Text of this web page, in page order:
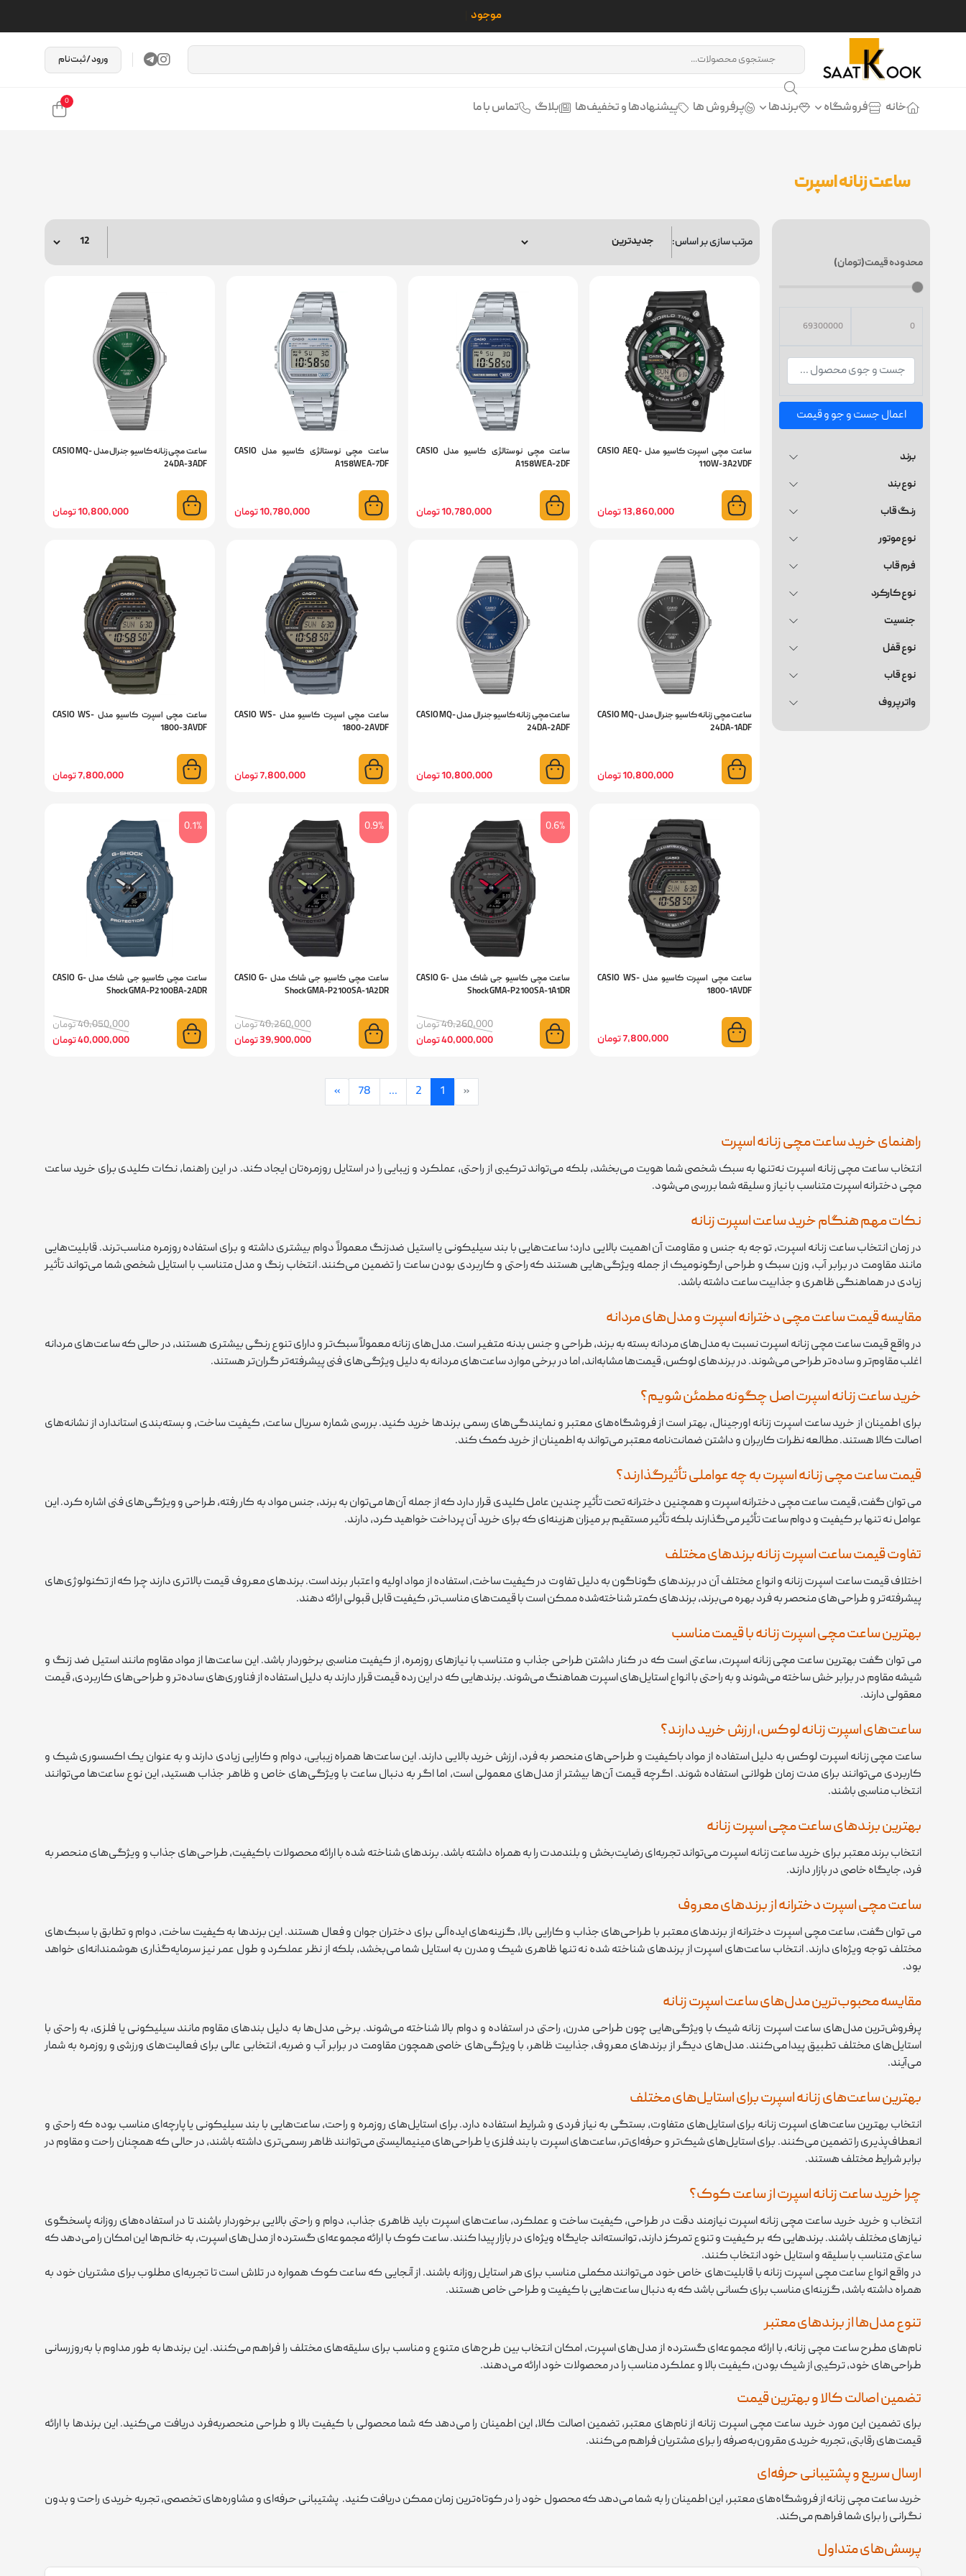
تمامی محصولات
ورود / ثبت‌نام
خانه فروشگاه برندها پرفروش ها پیشنهادها و تخفیف‌ها بلاگ تماس با ما 0
ساعت زنانه اسپرت
محدوده قیمت(تومان)
اعمال جست و جو و قیمت
برند
نوع بند
رنگ قاب
نوع موتور
فرم قاب
نوع کارکرد
جنسیت
نوع قفل
نوع قاب
واترپروف
مرتب سازی بر اساس:
ساعت مچی اسپرت کاسیو مدل CASIO AEQ-
110W-3A2VDF
13,860,000 تومان
ساعت مچی نوستالژی کاسیو مدل CASIO
A158WEA-2DF
10,780,000 تومان
ساعت مچی نوستالژی کاسیو مدل CASIO
A158WEA-7DF
10,780,000 تومان
ساعت مچی زنانه کاسیو جنرال مدل CASIO MQ-
24DA-3ADF
10,800,000 تومان
ساعت مچی زنانه کاسیو جنرال مدل CASIO MQ-
24DA-1ADF
10,800,000 تومان
ساعت مچی زنانه کاسیو جنرال مدل CASIO MQ-
24DA-2ADF
10,800,000 تومان
ساعت مچی اسپرت کاسیو مدل CASIO WS-
1800-2AVDF
7,800,000 تومان
ساعت مچی اسپرت کاسیو مدل CASIO WS-
1800-3AVDF
7,800,000 تومان
ساعت مچی اسپرت کاسیو مدل CASIO WS-
1800-1AVDF
7,800,000 تومان
0.6%
ساعت مچی کاسیو جی شاک مدل CASIO G-
Shock GMA-P2100SA-1A1DR
40,260,000 تومان
40,000,000 تومان
0.9%
ساعت مچی کاسیو جی شاک مدل CASIO G-
Shock GMA-P2100SA-1A2DR
40,260,000 تومان
39,900,000 تومان
0.1%
ساعت مچی کاسیو جی شاک مدل CASIO G-
Shock GMA-P2100BA-2ADR
40,050,000 تومان
40,000,000 تومان
«
1
2
...
78
»
راهنمای خرید ساعت مچی زنانه اسپرت
انتخاب ساعت مچی زنانه اسپرت نه‌تنها به سبک شخصی شما هویت می‌بخشد، بلکه می‌تواند ترکیبی از راحتی، عملکرد و زیبایی را در استایل روزمره‌تان ایجاد کند. در این راهنما، نکات کلیدی برای خرید ساعت
مچی دخترانه اسپرت متناسب با نیاز و سلیقه شما بررسی می‌شود.
نکات مهم هنگام خرید ساعت اسپرت زنانه
در زمان انتخاب ساعت زنانه اسپرت، توجه به جنس و مقاومت آن اهمیت بالایی دارد؛ ساعت‌هایی با بند سیلیکونی یا استیل ضدزنگ معمولاً دوام بیشتری داشته و برای استفاده روزمره مناسب‌ترند. قابلیت‌هایی
مانند مقاومت در برابر آب، وزن سبک و طراحی ارگونومیک از جمله ویژگی‌هایی هستند که راحتی و کاربردی بودن ساعت را تضمین می‌کنند. انتخاب رنگ و مدل متناسب با استایل شخصی شما می‌تواند تأثیر
زیادی در هماهنگی ظاهری و جذابیت ساعت داشته باشد.
مقایسه قیمت ساعت مچی دخترانه اسپرت و مدل‌های مردانه
در واقع قیمت ساعت مچی زنانه اسپرت نسبت به مدل‌های مردانه بسته به برند، طراحی و جنس بدنه متغیر است. مدل‌های زنانه معمولاً سبک‌تر و دارای تنوع رنگی بیشتری هستند، در حالی که ساعت‌های مردانه
اغلب مقاوم‌تر و ساده‌تر طراحی می‌شوند. در برندهای لوکس، قیمت‌ها مشابه‌اند، اما در برخی موارد ساعت‌های مردانه به دلیل ویژگی‌های فنی پیشرفته‌تر گران‌تر هستند.
خرید ساعت زنانه اسپرت اصل چگونه مطمئن شویم؟
برای اطمینان از خرید ساعت اسپرت زنانه اورجینال، بهتر است از فروشگاه‌های معتبر و نمایندگی‌های رسمی برندها خرید کنید. بررسی شماره سریال ساعت، کیفیت ساخت، و بسته‌بندی استاندارد از نشانه‌های
اصالت کالا هستند. مطالعه نظرات کاربران و داشتن ضمانت‌نامه معتبر می‌تواند به اطمینان از خرید کمک کند.
قیمت ساعت مچی زنانه اسپرت به چه عواملی تأثیرگذارند؟
می توان گفت، قیمت ساعت مچی دخترانه اسپرت و همچنین دخترانه تحت تأثیر چندین عامل کلیدی قرار دارد که از جمله آن‌ها می‌توان به برند، جنس مواد به کار رفته، طراحی و ویژگی‌های فنی اشاره کرد. این
عوامل نه تنها بر کیفیت و دوام ساعت تأثیر می‌گذارند بلکه تأثیر مستقیم بر میزان هزینه‌ای که برای خرید آن پرداخت خواهید کرد، دارند.
تفاوت قیمت ساعت اسپرت زنانه برندهای مختلف
اختلاف قیمت ساعت اسپرت زنانه و انواع مختلف آن در برندهای گوناگون به دلیل تفاوت در کیفیت ساخت، استفاده از مواد اولیه و اعتبار برند است. برندهای معروف قیمت بالاتری دارند چرا که از تکنولوژی‌های
پیشرفته‌تر و طراحی‌های منحصر به فرد بهره می‌برند، برندهای کمتر شناخته‌شده ممکن است با قیمت‌های مناسب‌تر، کیفیت قابل قبولی ارائه دهند.
بهترین ساعت مچی اسپرت زنانه با قیمت مناسب
می توان گفت بهترین ساعت مچی زنانه اسپرت، ساعتی است که در کنار داشتن طراحی جذاب و متناسب با نیازهای روزمره، از کیفیت مناسبی برخوردار باشد. این ساعت‌ها از مواد مقاوم مانند استیل ضد زنگ و
شیشه مقاوم در برابر خش ساخته می‌شوند و به راحتی با انواع استایل‌های اسپرت هماهنگ می‌شوند. برندهایی که در این رده قیمت قرار دارند به دلیل استفاده از فناوری‌های ساده‌تر و طراحی‌های کاربردی، قیمت
معقولی دارند.
ساعت‌های اسپرت زنانه لوکس، ارزش خرید دارند؟
ساعت مچی زنانه اسپرت لوکس به دلیل استفاده از مواد باکیفیت و طراحی‌های منحصر به فرد، ارزش خرید بالایی دارند. این ساعت‌ها همراه زیبایی، دوام و کارایی زیادی دارند و به عنوان یک اکسسوری شیک و
کاربردی می‌توانند برای مدت زمان طولانی استفاده شوند. اگرچه قیمت آن‌ها بیشتر از مدل‌های معمولی است، اما اگر به دنبال ساعت با ویژگی‌های خاص و ظاهر جذاب هستید، این نوع ساعت‌ها می‌توانند
انتخاب مناسبی باشند.
بهترین برندهای ساعت مچی اسپرت زنانه
انتخاب برند معتبر برای خرید ساعت زنانه اسپرت می‌تواند تجربه‌ای رضایت‌بخش و بلندمدت را به همراه داشته باشد. برندهای شناخته شده با ارائه محصولات باکیفیت، طراحی‌های جذاب و ویژگی‌های منحصر به
فرد، جایگاه خاصی در بازار دارند.
ساعت مچی اسپرت دخترانه از برندهای معروف
می توان گفت، ساعت مچی اسپرت دخترانه از برندهای معتبر با طراحی‌های جذاب و کارایی بالا، گزینه‌های ایده‌آلی برای دختران جوان و فعال هستند. این برندها به کیفیت ساخت، دوام و تطابق با سبک‌های
مختلف توجه ویژه‌ای دارند. انتخاب ساعت‌های اسپرت از برندهای شناخته شده نه تنها ظاهری شیک و مدرن به استایل شما می‌بخشد، بلکه از نظر عملکرد و طول عمر نیز سرمایه‌گذاری هوشمندانه‌ای خواهد
بود.
مقایسه محبوب‌ترین مدل‌های ساعت اسپرت زنانه
پرفروش‌ترین مدل‌های ساعت اسپرت زنانه شیک با ویژگی‌هایی چون طراحی مدرن، راحتی در استفاده و دوام بالا شناخته می‌شوند. برخی مدل‌ها به دلیل بندهای مقاوم مانند سیلیکونی یا فلزی، به راحتی با
استایل‌های مختلف تطبیق پیدا می‌کنند. مدل‌های دیگر از برندهای معروف، جذابیت ظاهر، با ویژگی‌های خاصی همچون مقاومت در برابر آب و ضربه، انتخابی عالی برای فعالیت‌های ورزشی و روزمره به شمار
می‌آیند.
بهترین ساعت‌های زنانه اسپرت برای استایل‌های مختلف
انتخاب بهترین ساعت‌های اسپرت زنانه برای استایل‌های متفاوت، بستگی به نیاز فردی و شرایط استفاده دارد. برای استایل‌های روزمره و راحت، ساعت‌هایی با بند سیلیکونی یا پارچه‌ای مناسب بوده که راحتی و
انعطاف‌پذیری را تضمین می‌کنند. برای استایل‌های شیک‌تر و حرفه‌ای‌تر، ساعت‌های اسپرت با بند فلزی یا طراحی‌های مینیمالیستی می‌توانند ظاهر رسمی‌تری داشته باشند، در حالی که همچنان راحت و مقاوم در
برابر شرایط مختلف هستند.
چرا خرید ساعت زنانه اسپرت از ساعت کوک؟
انتخاب و خرید خرید ساعت مچی زنانه اسپرت نیازمند دقت در طراحی، کیفیت ساخت و عملکرد، ساعت‌های اسپرت باید ظاهری جذاب، دوام و راحتی بالایی برخوردار باشند تا در استفاده‌های روزانه پاسخگوی
نیازهای مختلف باشند. برندهایی که بر کیفیت و تنوع تمرکز دارند، توانسته‌اند جایگاه ویژه‌ای در بازار پیدا کنند. ساعت کوک با ارائه مجموعه‌ای گسترده از مدل‌های اسپرت، به خانم‌ها این امکان را می‌دهد که
ساعتی متناسب با سلیقه و استایل خود انتخاب کنند.
در واقع انواع ساعت مچی اسپرت زنانه با قابلیت‌های خاص خود می‌توانند مکملی مناسب برای هر استایل روزانه باشند. از آنجایی که ساعت کوک همواره در تلاش است تا تجربه‌ای مطلوب برای مشتریان خود به
همراه داشته باشد، گزینه‌ای مناسب برای کسانی باشد که به دنبال ساعت‌هایی با کیفیت و طراحی خاص هستند.
تنوع مدل‌ها از برندهای معتبر
نام‌های مطرح ساعت مچی زنانه، با ارائه مجموعه‌ای گسترده از مدل‌های اسپرت، امکان انتخاب بین طرح‌های متنوع و مناسب برای سلیقه‌های مختلف را فراهم می‌کنند. این برندها به طور مداوم با به‌روزرسانی
طراحی‌های خود، ترکیبی از شیک بودن، کیفیت بالا و عملکرد مناسب را در محصولات خود ارائه می‌دهند.
تضمین اصالت کالا و بهترین قیمت
برای تضمین این مورد خرید ساعت مچی اسپرت زنانه از نام‌های معتبر، تضمین اصالت کالا، این اطمینان را می‌دهد که شما محصولی با کیفیت بالا و طراحی منحصربه‌فرد دریافت می‌کنید. این برندها با ارائه
قیمت‌های رقابتی، تجربه خریدی مقرون‌به‌صرفه را برای مشتریان فراهم می‌کنند.
ارسال سریع و پشتیبانی حرفه‌ای
خرید ساعت مچی زنانه از فروشگاه‌های معتبر، این اطمینان را به شما می‌دهد که محصول خود را در کوتاه‌ترین زمان ممکن دریافت کنید. پشتیبانی حرفه‌ای و مشاوره‌های تخصصی، تجربه خریدی راحت و بدون
نگرانی را برای شما فراهم می‌کند.
پرسش‌های متداول